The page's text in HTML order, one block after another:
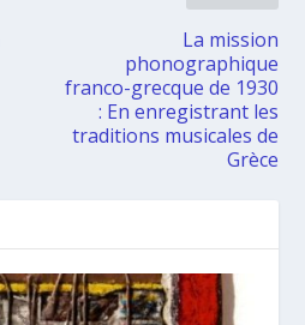
La mission
phonographique
franco-grecque de 1930
: En enregistrant les
traditions musicales de
Grèce